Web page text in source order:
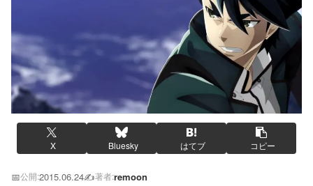
X Bluesky はてブ コピー
📅公開:2015.06.24✍️著者:remoon